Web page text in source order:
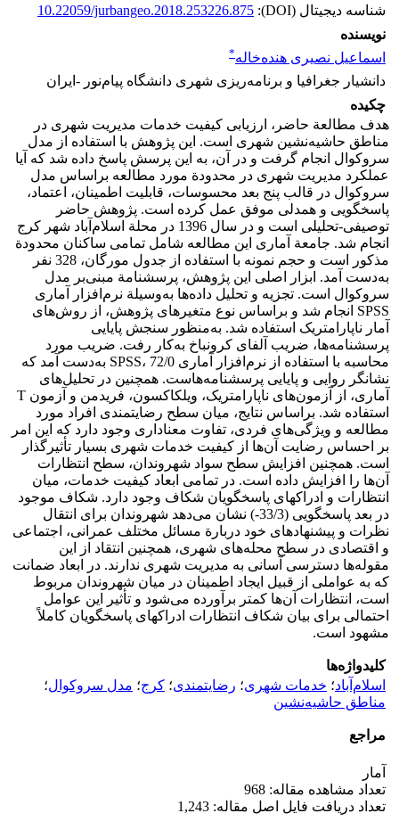
شناسه دیجیتال (DOI):
10.22059/jurbangeo.2018.253226.875
نویسنده
اسماعیل نصیری هنده‌‌خاله*
دانشیار جغرافیا و برنامه‌ریزی شهری دانشگاه پیام‌نور -ایران
چکیده
هدف مطالعة حاضر، ارزیابی کیفیت خدمات مدیریت شهری در
مناطق حاشیه‌نشین شهری است. این پژوهش با استفاده از مدل
سروکوال انجام گرفت و در آن، به این پرسش پاسخ داده شد که آیا
عملکرد مدیریت شهری در محدودة مورد مطالعه براساس مدل
سروکوال در قالب پنج بعد محسوسات، قابلیت اطمینان، اعتماد،
پاسخگویی و همدلی ‌موفق عمل کرده است. پژوهش حاضر
توصیفی-تحلیلی است و در سال 1396 در محلة اسلام‌آباد شهر کرج
انجام شد. جامعة آماری این مطالعه شامل تمامی ساکنان محدودة
مذکور است و حجم نمونه با استفاده از جدول مورگان، 328 نفر
به‌دست آمد. ابزار اصلی این پژوهش، پرسشنامة مبنی‌بر مدل
سروکوال است. تجزیه و تحلیل داده‌ها به‌وسیلة نرم‌افزار آماری
SPSS انجام شد و براساس نوع متغیرهای پژوهش، از روش‌های
آمار ناپارامتریک استفاده شد. به‌منظور سنجش پایایی
پرسشنامه‌ها، ضریب آلفای کرونباخ به‌کار رفت. ضریب مورد
محاسبه با استفاده از نرم‌افزار آماری SPSS، 72/0 به‌دست ‌آمد که
نشانگر روایی و پایایی پرسشنامه‌هاست. همچنین در تحلیل‌های
آماری، از آزمون‌های ناپارامتریک، ویلکاکسون، فریدمن و آزمون T
استفاده شد. براساس نتایج، میان سطح رضایتمندی افراد مورد
مطالعه و ویژگی‌های فردی، تفاوت معنا‌داری وجود دارد که این امر
بر احساس رضایت آن‌ها از کیفیت خدمات شهری بسیار تأثیرگذار
است. همچنین افزایش سطح سواد شهروندان، سطح انتظارات
آن‌ها را افزایش داده است. در تمامی ابعاد کیفیت خدمات، میان
انتظارات و ادراک­های پاسخگویان شکاف وجود دارد. شکاف موجود
در بعد پاسخگویی (33/3-) نشان می‌دهد شهروندان برای انتقال
نظرات و پیشنهادهای خود دربارة مسائل مختلف عمرانی، اجتماعی
و اقتصادی در سطح محله‌های شهری، همچنین انتقاد از این
مقوله‌ها دسترسی آسانی به مدیریت شهری ندارند. در ابعاد ضمانت
که به عواملی از قبیل ایجاد اطمینان در میان شهروندان مربوط
است، انتظارات آن‌ها کمتر برآورده می‌شود و تأثیر این عوامل
احتمالی برای بیان شکاف انتظارات ادراک­های پاسخگویان کاملاً
مشهود است.
کلیدواژه‌ها
اسلام‌آباد؛ خدمات شهری؛ رضایتمندی؛ کرج؛ مدل سروکوال؛
مناطق حاشیه‌نشین
مراجع
آمار
تعداد مشاهده مقاله: 968
تعداد دریافت فایل اصل مقاله: 1,243